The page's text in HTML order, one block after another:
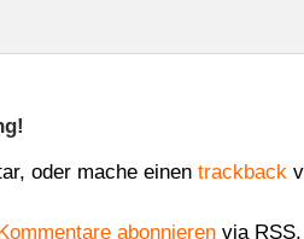
oder mache einen trackback
abonnieren via RSS.